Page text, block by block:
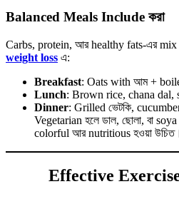
Balanced Meals Include করা
Carbs, protein, আর healthy fats-এর mix
weight loss এ:
Breakfast: Oats with আম +
Lunch: Brown rice, chana dal,
Dinner: Grilled ভেটকি,
Vegetarian হলে ডাল, ছোলা, বা
colorful আর nutritious হওয়া উচিত।
Effective Exercise